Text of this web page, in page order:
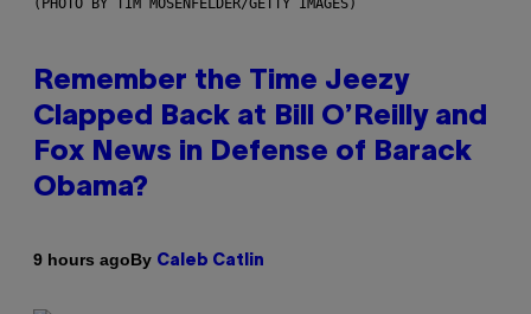
(PHOTO BY TIM MOSENFELDER/GETTY IMAGES)
Remember the Time Jeezy
Clapped Back at Bill O’Reilly and
Fox News in Defense of Barack
Obama?
9 hours agoBy Caleb Catlin